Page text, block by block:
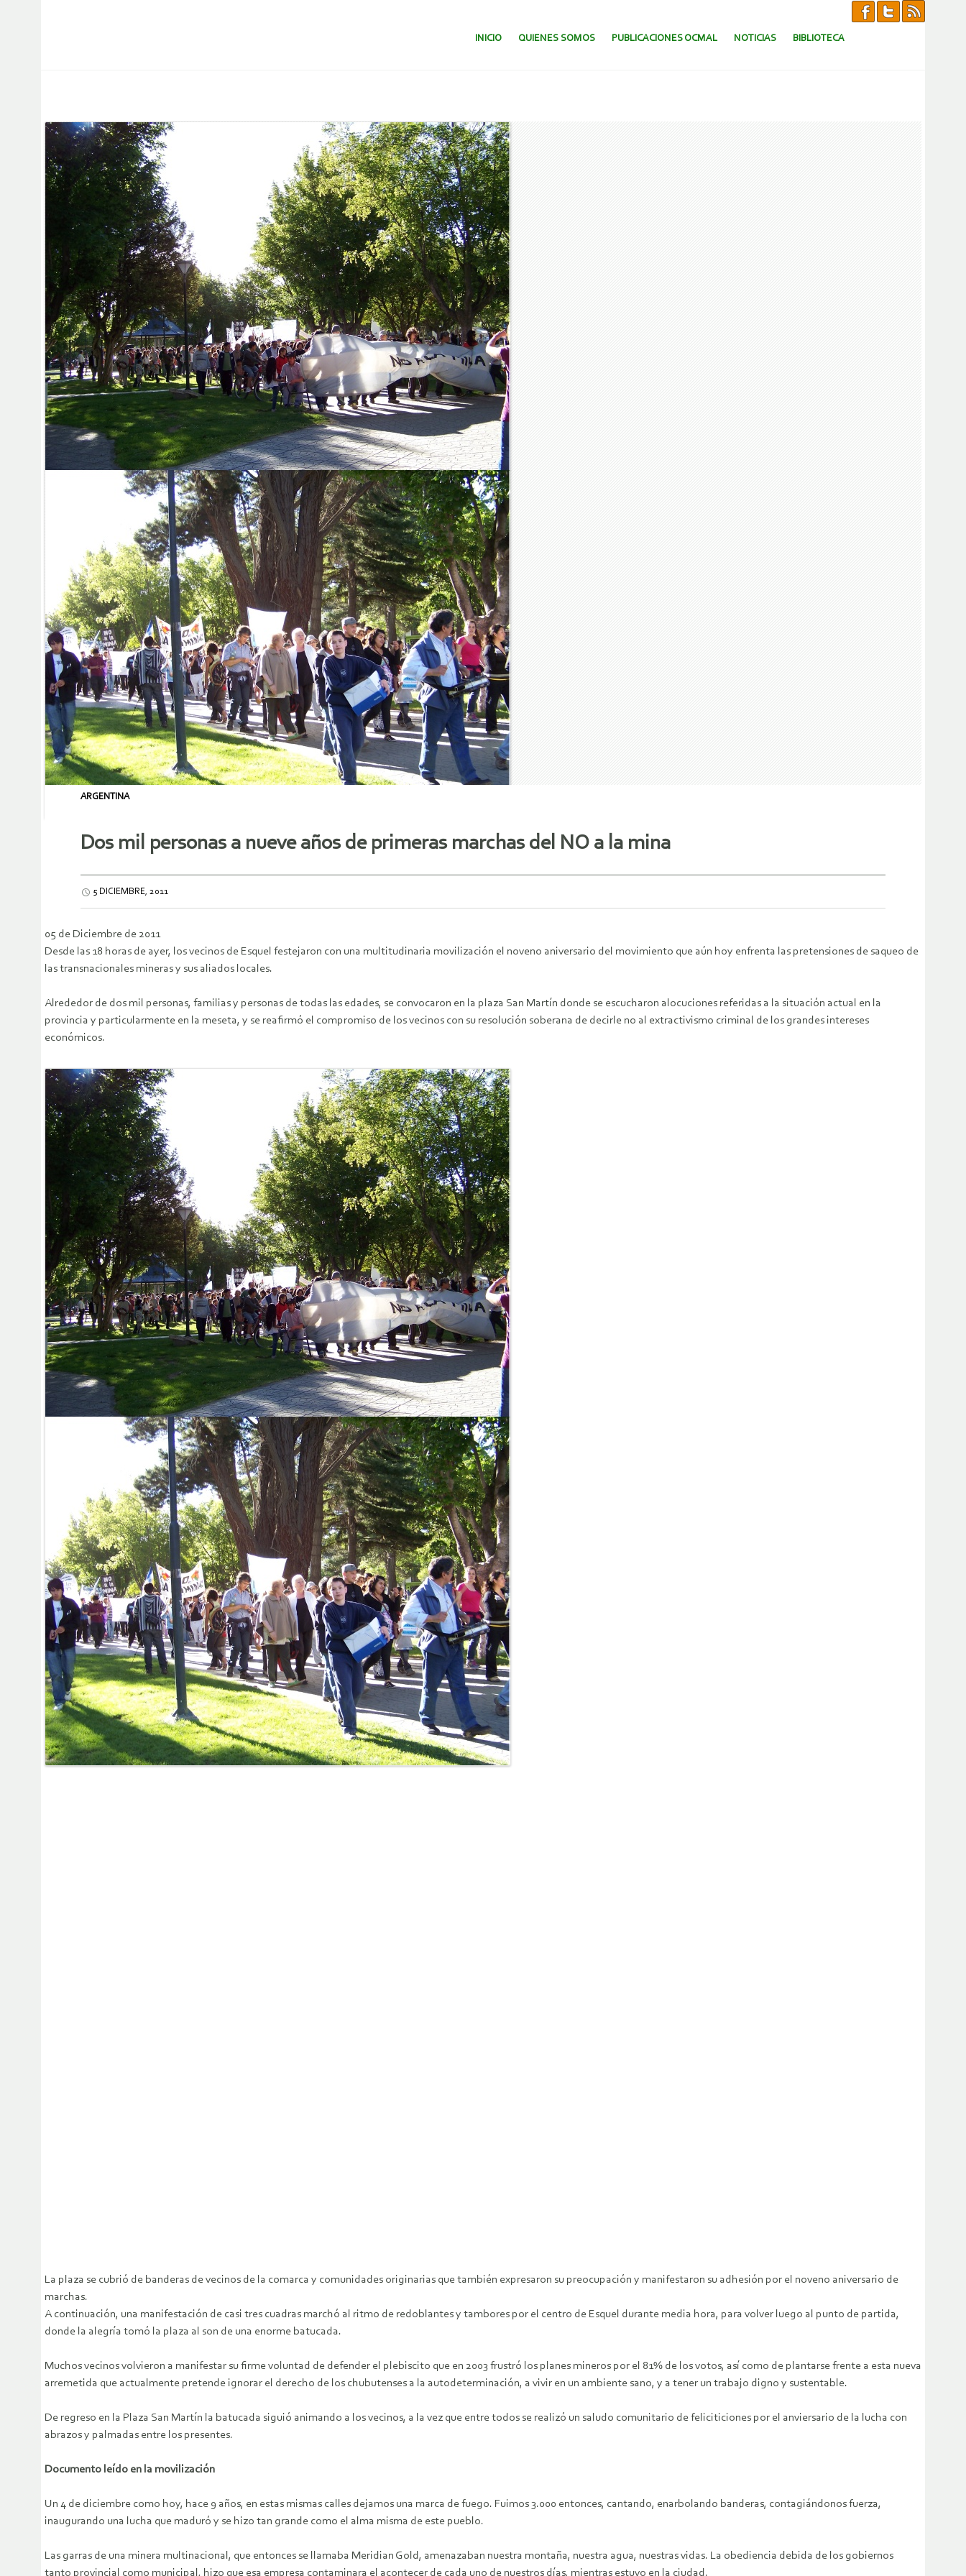
SALTAR AL CONTENIDO.
INICIO QUIENES SOMOS PUBLICACIONES OCMAL NOTICIAS BIBLIOTECA
ARGENTINA
Dos mil personas a nueve años de primeras marchas del NO a la mina
5 DICIEMBRE, 2011
05 de Diciembre de 2011
Desde las 18 horas de ayer, los vecinos de Esquel festejaron con una multitudinaria movilización el noveno aniversario del movimiento que aún hoy enfrenta las pretensiones de saqueo de
las transnacionales mineras y sus aliados locales.
Alrededor de dos mil personas, familias y personas de todas las edades, se convocaron en la plaza San Martín donde se escucharon alocuciones referidas a la situación actual en la
provincia y particularmente en la meseta, y se reafirmó el compromiso de los vecinos con su resolución soberana de decirle no al extractivismo criminal de los grandes intereses
económicos.
La plaza se cubrió de banderas de vecinos de la comarca y comunidades originarias que también expresaron su preocupación y manifestaron su adhesión por el noveno aniversario de
marchas.
A continuación, una manifestación de casi tres cuadras marchó al ritmo de redoblantes y tambores por el centro de Esquel durante media hora, para volver luego al punto de partida,
donde la alegría tomó la plaza al son de una enorme batucada.
Muchos vecinos volvieron a manifestar su firme voluntad de defender el plebiscito que en 2003 frustró los planes mineros por el 81% de los votos, así como de plantarse frente a esta nueva
arremetida que actualmente pretende ignorar el derecho de los chubutenses a la autodeterminación, a vivir en un ambiente sano, y a tener un trabajo digno y sustentable.
De regreso en la Plaza San Martín la batucada siguió animando a los vecinos, a la vez que entre todos se realizó un saludo comunitario de feliciticiones por el anviersario de la lucha con
abrazos y palmadas entre los presentes.
Documento leído en la movilización
Un 4 de diciembre como hoy, hace 9 años, en estas mismas calles dejamos una marca de fuego. Fuimos 3.000 entonces, cantando, enarbolando banderas, contagiándonos fuerza,
inaugurando una lucha que maduró y se hizo tan grande como el alma misma de este pueblo.
Las garras de una minera multinacional, que entonces se llamaba Meridian Gold, amenazaban nuestra montaña, nuestra agua, nuestras vidas. La obediencia debida de los gobiernos
tanto provincial como municipal, hizo que esa empresa contaminara el acontecer de cada uno de nuestros días, mientras estuvo en la ciudad.